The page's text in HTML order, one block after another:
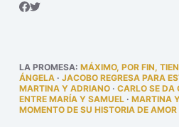
LA PROMESA: MÁXIMO, POR FIN,
ÁNGELA· JACOBO REGRESA PARA
MARTINA Y ADRIANO· CARLO SE DA
ENTRE MARÍA Y SAMUEL· MARTINA
MOMENTO DE SU HISTORIA DE AMOR